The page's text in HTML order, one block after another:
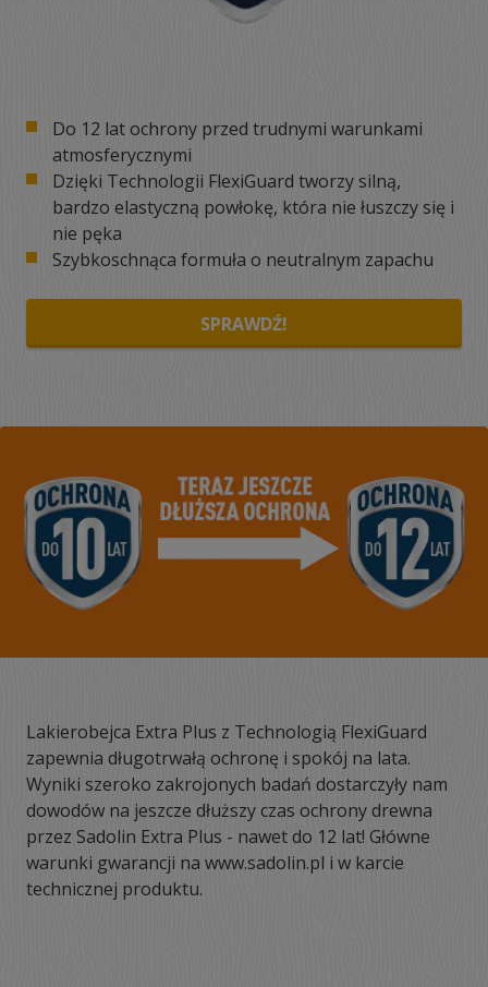
Do 12 lat ochrony przed trudnymi warunkami
atmosferycznymi
Dzięki Technologii FlexiGuard tworzy silną,
bardzo elastyczną powłokę, która nie łuszczy się i
nie pęka
Szybkoschnąca formuła o neutralnym zapachu
SPRAWDŹ!
Lakierobejca Extra Plus z Technologią FlexiGuard
zapewnia długotrwałą ochronę i spokój na lata.
Wyniki szeroko zakrojonych badań dostarczyły nam
dowodów na jeszcze dłuższy czas ochrony drewna
przez Sadolin Extra Plus - nawet do 12 lat! Główne
warunki gwarancji na www.sadolin.pl i w karcie
technicznej produktu.